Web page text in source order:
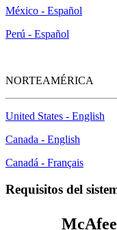
México - Español
Perú - Español
NORTEAMÉRICA
United States - English
Canada - English
Canadá - Français
Requisitos del
McAfee